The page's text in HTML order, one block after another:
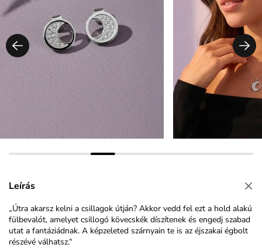
Leírás
„Útra akarsz kelni a csillagok útján? Akkor vedd fel ezt a hold alakú
fülbevalót, amelyet csillogó kövecskék díszítenek és engedj szabad
utat a fantáziádnak. A képzeleted szárnyain te is az éjszakai égbolt
részévé válhatsz.“